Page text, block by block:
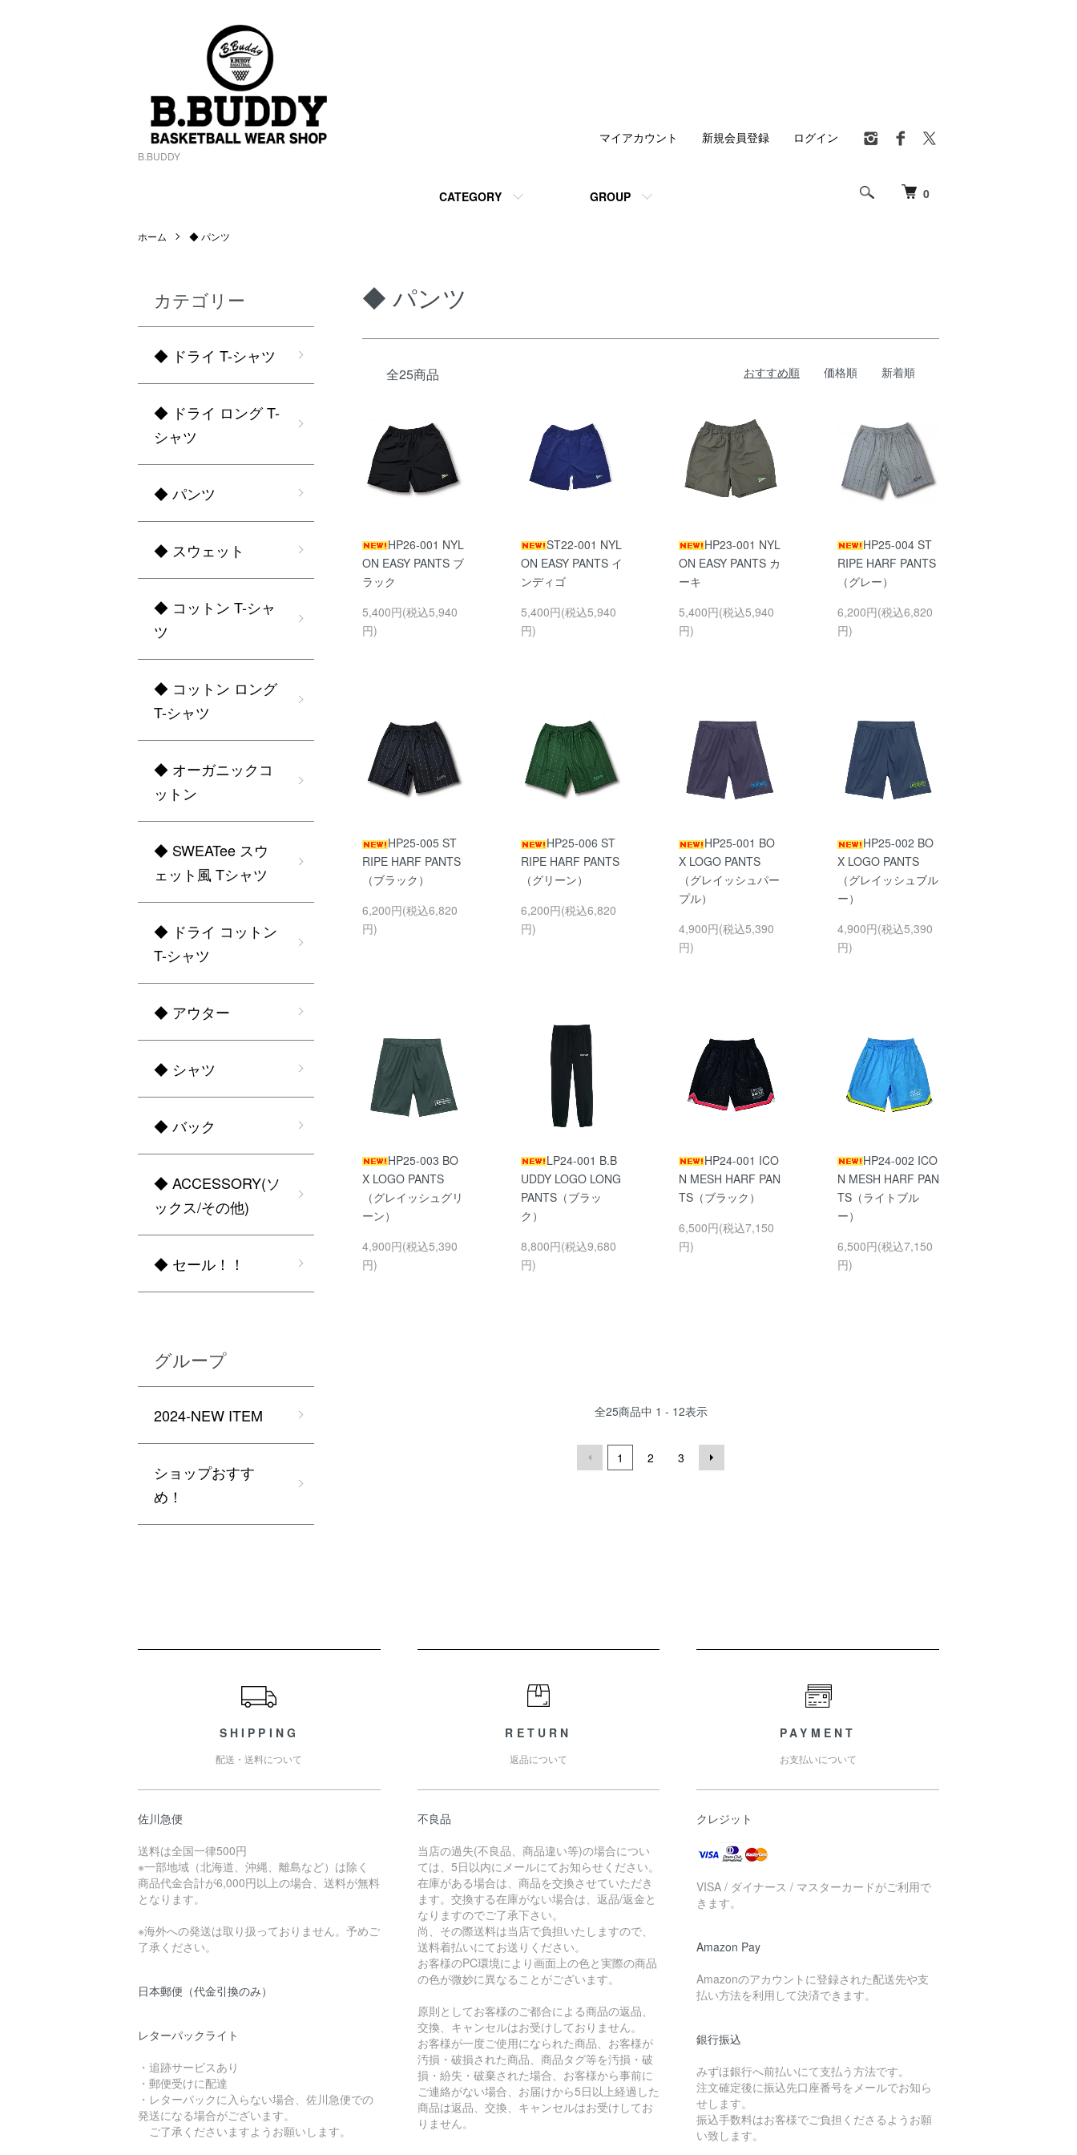
B.BUDDY
0
CATEGORY GROUP
マイアカウント 新規会員登録 ログイン
ホーム ◆ パンツ
◆ パンツ
全25商品 おすすめ順 価格順 新着順
HP26-001 NYL
ON EASY PANTS ブ
ラック
5,400円(税込5,940
円)
ST22-001 NYL
ON EASY PANTS イ
ンディゴ
5,400円(税込5,940
円)
HP23-001 NYL
ON EASY PANTS カ
ーキ
5,400円(税込5,940
円)
HP25-004 ST
RIPE HARF PANTS
（グレー）
6,200円(税込6,820
円)
HP25-005 ST
RIPE HARF PANTS
（ブラック）
6,200円(税込6,820
円)
HP25-006 ST
RIPE HARF PANTS
（グリーン）
6,200円(税込6,820
円)
HP25-001 BO
X LOGO PANTS
（グレイッシュパー
プル）
4,900円(税込5,390
円)
HP25-002 BO
X LOGO PANTS
（グレイッシュブル
ー）
4,900円(税込5,390
円)
HP25-003 BO
X LOGO PANTS
（グレイッシュグリ
ーン）
4,900円(税込5,390
円)
LP24-001 B.B
UDDY LOGO LONG
PANTS（ブラッ
ク）
8,800円(税込9,680
円)
HP24-001 ICO
N MESH HARF PAN
TS（ブラック）
6,500円(税込7,150
円)
HP24-002 ICO
N MESH HARF PAN
TS（ライトブル
ー）
6,500円(税込7,150
円)
全25商品中 1 - 12表示
1 2 3
カテゴリー
◆ ドライ T-シャツ
◆ ドライ ロング T-
シャツ
◆ パンツ
◆ スウェット
◆ コットン T-シャ
ツ
◆ コットン ロング
T-シャツ
◆ オーガニックコ
ットン
◆ SWEATee スウ
ェット風 Tシャツ
◆ ドライ コットン
T-シャツ
◆ アウター
◆ シャツ
◆ バック
◆ ACCESSORY(ソ
ックス/その他)
◆ セール！！
グループ
2024-NEW ITEM
ショップおすす
め！
SHIPPING
配送・送料について
佐川急便
送料は全国一律500円
※一部地域（北海道、沖縄、離島など）は除く
商品代金合計が6,000円以上の場合、送料が無料
となります。
※海外への発送は取り扱っておりません。予めご
了承ください。
日本郵便（代金引換のみ）
レターパックライト
・追跡サービスあり
・郵便受けに配達
・レターパックに入らない場合、佐川急便での
発送になる場合がございます。
ご了承くださいますようお願いします。
RETURN
返品について
不良品
当店の過失(不良品、商品違い等)の場合につい
ては、5日以内にメールにてお知らせください。
在庫がある場合は、商品を交換させていただき
ます。交換する在庫がない場合は、返品/返金と
なりますのでご了承下さい。
尚、その際送料は当店で負担いたしますので、
送料着払いにてお送りください。
お客様のPC環境により画面上の色と実際の商品
の色が微妙に異なることがございます。
原則としてお客様のご都合による商品の返品、
交換、キャンセルはお受けしておりません。
お客様が一度ご使用になられた商品、お客様が
汚損・破損された商品、商品タグ等を汚損・破
損・紛失・破棄された場合、お客様から事前に
ご連絡がない場合、お届けから5日以上経過した
商品は返品、交換、キャンセルはお受けしてお
りません。
PAYMENT
お支払いについて
クレジット
VISA / ダイナース / マスターカードがご利用で
きます。
Amazon Pay
Amazonのアカウントに登録された配送先や支
払い方法を利用して決済できます。
銀行振込
みずほ銀行へ前払いにて支払う方法です。
注文確定後に振込先口座番号をメールでお知ら
せします。
振込手数料はお客様でご負担くださるようお願
い致します。